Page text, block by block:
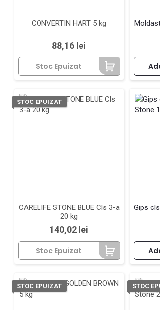
CONVERTIN HART 5 kg
Pret
88,16 lei
Stoc Epuizat
CARELIFE STONE BLUE Cls 3-a
20 kg
Pret
140,02 lei
Stoc Epuizat
STOC EPUIZAT
Gips
STOC EPUIZAT STOC